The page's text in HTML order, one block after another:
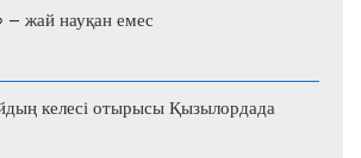
– жай науқан емес
келесі отырысы Қызылордада